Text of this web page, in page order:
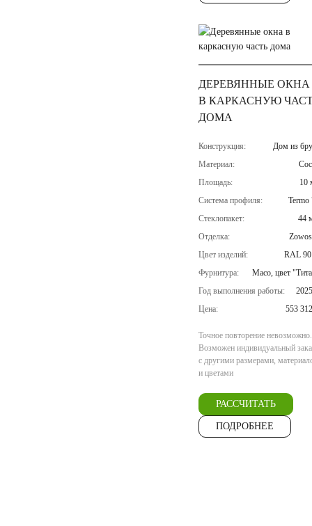
ДЕРЕВЯННЫЕ ОКНА
В КАРКАСНУЮ
ДОМА
Конструкция:
Дом из
Материал:
Площадь:
10
Система профиля:
Termo
Стеклопакет:
44
Отделка:
Цвет изделий:
RAL
Фурнитура:
Maco, цвет
Год выполнения работы:
Цена:
553
Точное повторение невозможно.
Возможен индивидуальный
с другими размерами,
и цветами
РАССЧИТАТЬ
ПОДРОБНЕЕ